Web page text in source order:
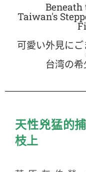
Beneath
Taiwan's
可愛い外見に
台湾の希
天性兇猛的
枝上